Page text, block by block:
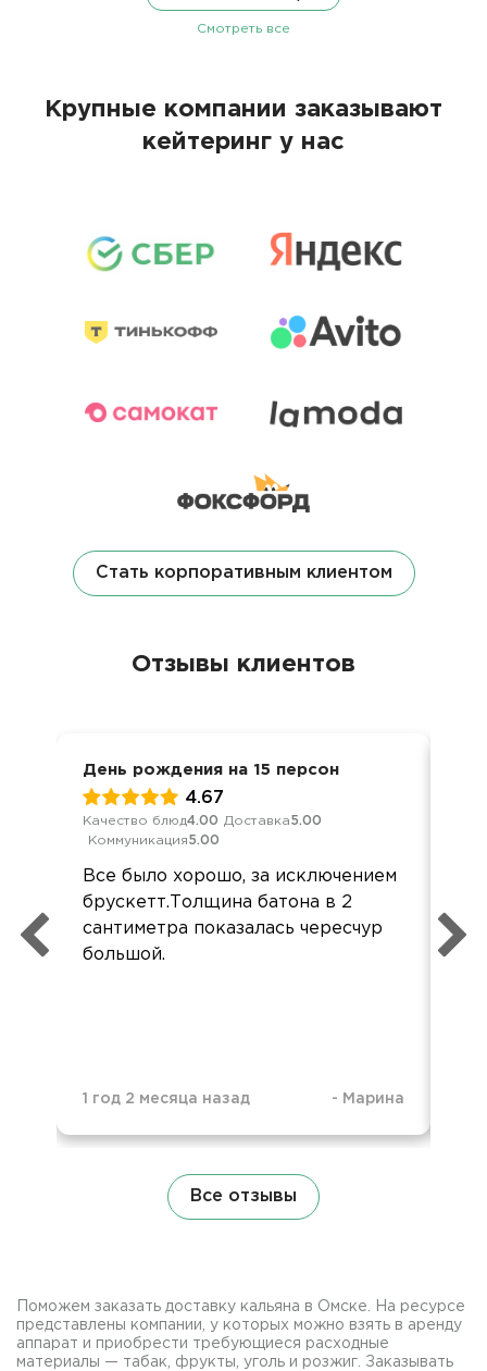
Смотреть все
Крупные компании заказывают
кейтеринг у нас
Стать корпоративным клиентом
Отзывы клиентов
День рождения на 15 персон
4.67
Качество блюд4.00 Доставка5.00
Коммуникация5.00
Все было хорошо, за исключением
брускетт.Толщина батона в 2
сантиметра показалась чересчур
большой.
1 год 2 месяца назад - Марина
Все отзывы
Поможем заказать доставку кальяна в Омске. На ресурсе
представлены компании, у которых можно взять в аренду
аппарат и приобрести требующиеся расходные
материалы — табак, фрукты, уголь и розжиг. Заказывать